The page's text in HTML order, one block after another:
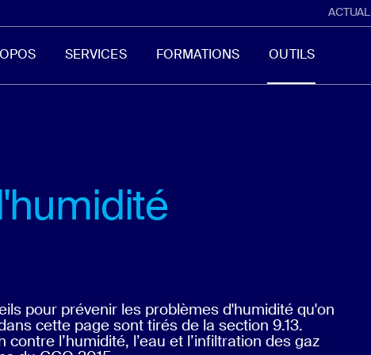
SERVICES FORMATIONS OUTILS
pour prévenir les problèmes d'humidité qu'on
cette page sont tirés de la section 9.13.
contre l’humidité, l’eau et l’infiltration des gaz